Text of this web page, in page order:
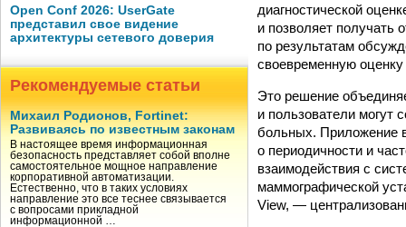
Open Conf 2026: UserGate
представил свое видение
архитектуры сетевого доверия
Рекомендуемые статьи
Михаил Родионов, Fortinet:
Развиваясь по известным законам
В настоящее время информационная
безопасность представляет собой вполне
самостоятельное мощное направление
корпоративной автоматизации.
Естественно, что в таких условиях
направление это все теснее связывается
с вопросами прикладной
информационной …
диагностической
и позволяет получать
по результатам
своевременную
Это решение
и пользователи могут
больных. Приложение
о периодичности и
взаимодействия с
маммографической
View, —